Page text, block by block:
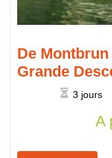
De
Grande
3 jours
A